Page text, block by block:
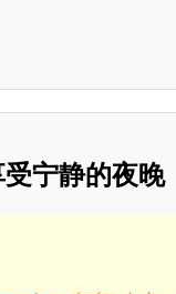
宁静的夜晚